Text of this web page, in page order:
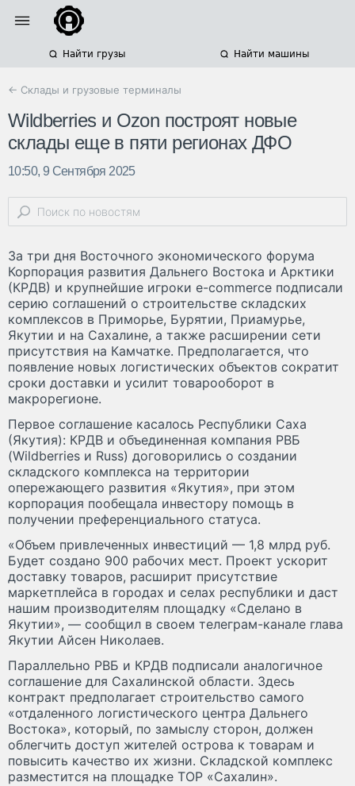
Найти грузы Найти машины
← Склады и грузовые терминалы
Wildberries и Ozon построят новые
склады еще в пяти регионах ДФО
10:50, 9 Сентября 2025
За три дня Восточного экономического форума
Корпорация развития Дальнего Востока и Арктики
(КРДВ) и крупнейшие игроки e-commerce подписали
серию соглашений о строительстве складских
комплексов в Приморье, Бурятии, Приамурье,
Якутии и на Сахалине, а также расширении сети
присутствия на Камчатке. Предполагается, что
появление новых логистических объектов сократит
сроки доставки и усилит товарооборот в
макрорегионе.
Первое соглашение касалось Республики Саха
(Якутия): КРДВ и объединенная компания РВБ
(Wildberries и Russ) договорились о создании
складского комплекса на территории
опережающего развития «Якутия», при этом
корпорация пообещала инвестору помощь в
получении преференциального статуса.
«Объем привлеченных инвестиций — 1,8 млрд руб.
Будет создано 900 рабочих мест. Проект ускорит
доставку товаров, расширит присутствие
маркетплейса в городах и селах республики и даст
нашим производителям площадку «Сделано в
Якутии», — сообщил в своем телеграм-канале глава
Якутии Айсен Николаев.
Параллельно РВБ и КРДВ подписали аналогичное
соглашение для Сахалинской области. Здесь
контракт предполагает строительство самого
«отдаленного логистического центра Дальнего
Востока», который, по замыслу сторон, должен
облегчить доступ жителей острова к товарам и
повысить качество их жизни. Складской комплекс
разместится на площадке ТОР «Сахалин».